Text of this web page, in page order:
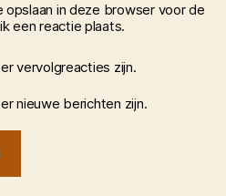
opslaan in deze browser voor de
een reactie plaats.
vervolgreacties zijn.
nieuwe berichten zijn.